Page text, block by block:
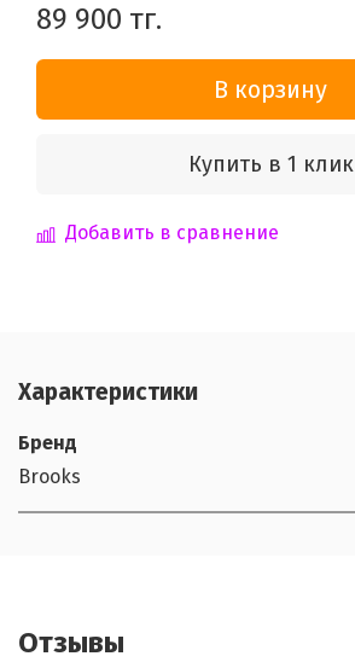
89 900 тг.
В корзину
Купить в 1 клик
Добавить в сравнение
Характеристики
Бренд
Brooks
Отзывы